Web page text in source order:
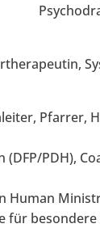
Pfarrer,
PDH),
Human
für